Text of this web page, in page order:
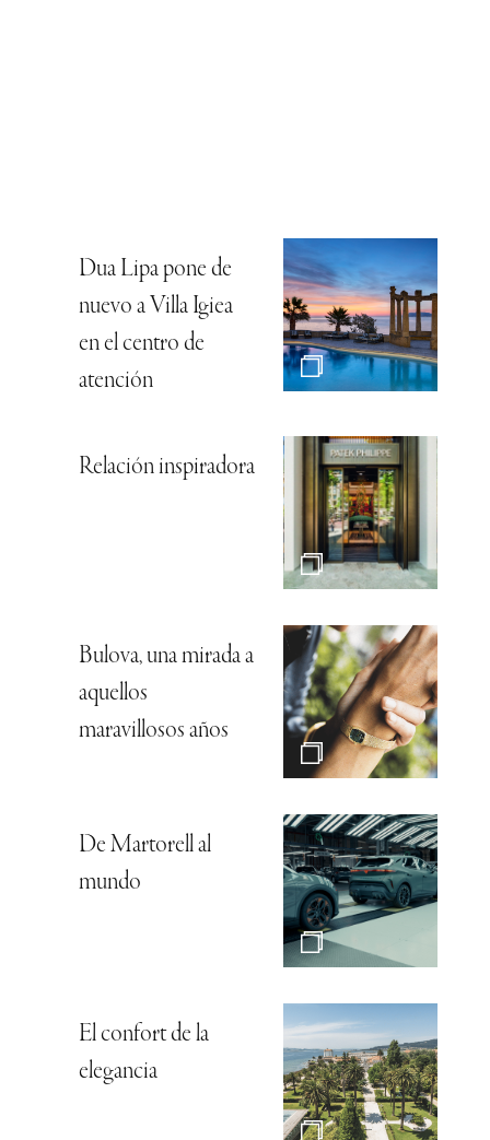
Dua Lipa pone de
nuevo a Villa Igiea
en el centro de
atención
Relación inspiradora
Bulova, una mirada a
aquellos
maravillosos años
De Martorell al
mundo
El confort de la
elegancia